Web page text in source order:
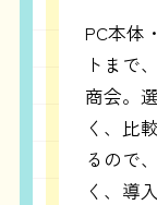
PC本体
トまで
商会。
く、比
るので
く、導